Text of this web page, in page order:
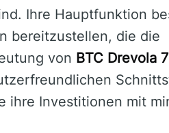
Ihre Hauptfunktion
bereitzustellen, die die
von BTC Drevola
ihre Investitionen mit